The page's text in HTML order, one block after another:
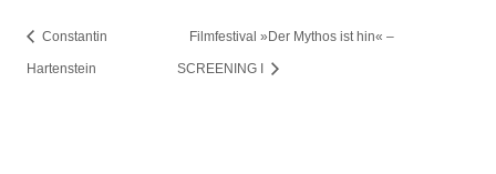
Constantin
Hartenstein
Filmfestival »Der Mythos ist hin« –
SCREENING I